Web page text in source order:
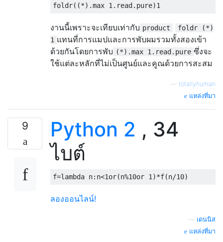
foldr((*).max 1 . read . pure)1
งานนี้เพราะจะเทียบเท่ากับ product
foldr (*)
1 แทนที่การแมปและการพับผมรวมทั้งสองเข้า
ด้วยกันโดยการพับ (*).max 1.read.pure ซึ่งจะ
ใช้แต่ละหลักที่ไม่เป็นศูนย์และคูณด้วยการสะสม
totallyhuman
แหล่งที่มา
9 Python 2 , 34
ไบต์
f=lambda n: n<1or(n%10or 1 )*f(n/10)
ลองออนไลน์!
เดนนิส
แหล่งที่มา